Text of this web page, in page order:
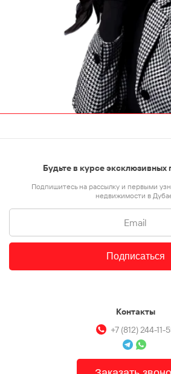
Контакты
+7 (812) 244-11-
Будьте в курсе
Подпишитесь на рассылку и первыми
недвижимости в
Подписаться